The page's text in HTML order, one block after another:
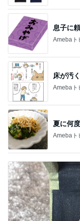
息子に
Amebaト
床が汚
Amebaト
夏に何
Amebaト